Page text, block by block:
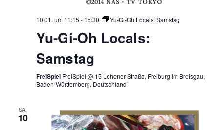
10.01. um 11:15 - 15:30 Yu-Gi-Oh Locals: Samstag
Yu-Gi-Oh Locals:
Samstag
FreiSpiel FreiSpiel @ 15 Lehener Straße, Freiburg im Breisgau,
Baden-Württemberg, Deutschland
SA.
10